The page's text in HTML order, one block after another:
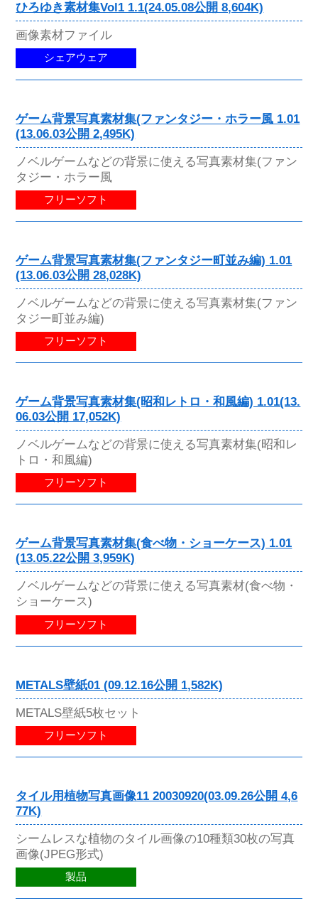
ひろゆき素材集Vol1 1.1(24.05.08公開 8,604K)
画像素材ファイル
シェアウェア
ゲーム背景写真素材集(ファンタジー・ホラー風 1.01
(13.06.03公開 2,495K)
ノベルゲームなどの背景に使える写真素材集(ファン
タジー・ホラー風
フリーソフト
ゲーム背景写真素材集(ファンタジー町並み編) 1.01
(13.06.03公開 28,028K)
ノベルゲームなどの背景に使える写真素材集(ファン
タジー町並み編)
フリーソフト
ゲーム背景写真素材集(昭和レトロ・和風編) 1.01(13.
06.03公開 17,052K)
ノベルゲームなどの背景に使える写真素材集(昭和レ
トロ・和風編)
フリーソフト
ゲーム背景写真素材集(食べ物・ショーケース) 1.01
(13.05.22公開 3,959K)
ノベルゲームなどの背景に使える写真素材(食べ物・
ショーケース)
フリーソフト
METALS壁紙01 (09.12.16公開 1,582K)
METALS壁紙5枚セット
フリーソフト
タイル用植物写真画像11 20030920(03.09.26公開 4,6
77K)
シームレスな植物のタイル画像の10種類30枚の写真
画像(JPEG形式)
製品